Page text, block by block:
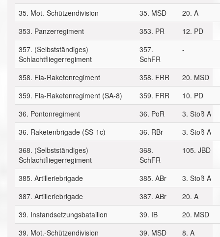
35. Mot.-Schützendivision
35. MSD
20. A
353. Panzerregiment
353. PR
12. PD
357. (Selbstständiges)
Schlachtfliegerregiment
357.
SchFR
-
358. Fla-Raketenregiment 358. FRR
20. MSD
359. Fla-Raketenregiment (SA-8)
359. FRR
10. PD
36. Pontonregiment
36. PoR
3. Stoß A
36. Raketenbrigade (SS-1c)
36. RBr
3. Stoß A
368. (Selbstständiges)
Schlachtfliegerregiment
368.
SchFR
105. JBD
385. Artilleriebrigade 385. ABr
3. Stoß A
387. Artilleriebrigade
387. ABr
20. A
39. Instandsetzungsbataillon
39. IB
20. MSD
39. Mot.-Schützendivision
39. MSD 8. A